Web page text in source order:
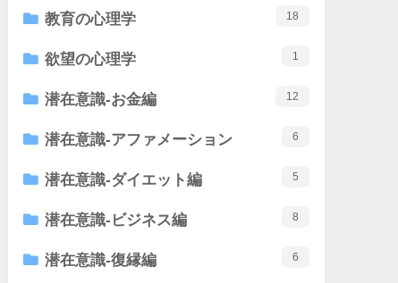
教育の心理学 18
欲望の心理学 1
潜在意識-お金編 12
潜在意識-アファメーション 6
潜在意識-ダイエット編 5
潜在意識-ビジネス編 8
潜在意識-復縁編 6